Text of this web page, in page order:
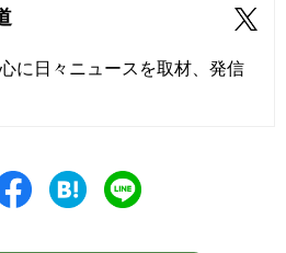
に日々ニュースを取材、発信